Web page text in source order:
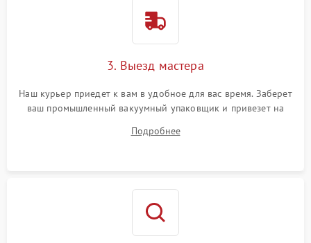
3. Выезд мастера
Наш курьер приедет к вам в удобное для вас время. Заберет
ваш промышленный вакуумный упаковщик и привезет на
Подробнее